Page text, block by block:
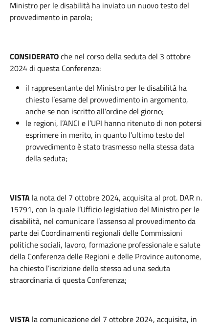
Ministro per le disabilità ha inviato un nuovo testo del
provvedimento in parola;
CONSIDERATOche nel corso della seduta del 3 ottobre
2024 di questa Conferenza:
il rappresentante del Ministro per le disabilità ha
chiesto l’esame del provvedimento in argomento,
anche se non iscritto all’ordine del giorno;
le regioni, l’ANCI e l’UPI hanno ritenuto di non potersi
esprimere in merito, in quanto l’ultimo testo del
provvedimento è stato trasmesso nella stessa data
della seduta;
VISTA la nota del 7 ottobre 2024, acquisita al prot. DAR n.
15791, con la quale l’Ufficio legislativo del Ministro per le
disabilità, nel comunicare l’assenso al provvedimento da
parte dei Coordinamenti regionali delle Commissioni
politiche sociali, lavoro, formazione professionale e salute
della Conferenza delle Regioni e delle Province autonome,
ha chiesto l’iscrizione dello stesso ad una seduta
straordinaria di questa Conferenza;
VISTA la comunicazione del 7 ottobre 2024, acquisita, in